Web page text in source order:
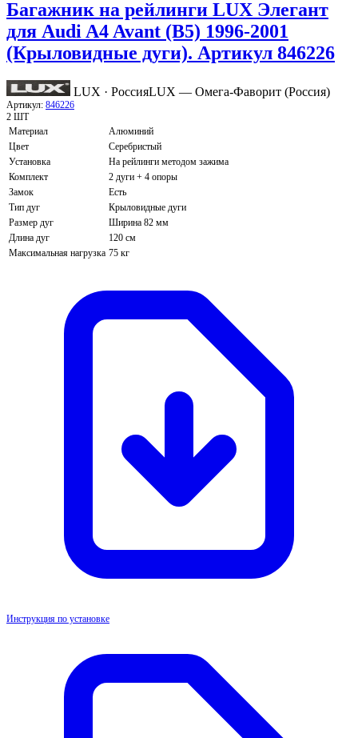
Багажник на рейлинги LUX Элегант
для Audi A4 Avant (B5) 1996-2001
(Крыловидные дуги). Артикул 846226
LUX · РоссияLUX — Омега-Фаворит (Россия)
Артикул: 846226
2 ШТ
Материал
Алюминий
Цвет
Серебристый
Установка
На рейлинги методом зажима
Комплект
2 дуги + 4 опоры
Замок
Есть
Тип дуг
Крыловидные дуги
Размер дуг
Ширина 82 мм
Длина дуг
120 см
Максимальная нагрузка 75 кг
Инструкция по установке